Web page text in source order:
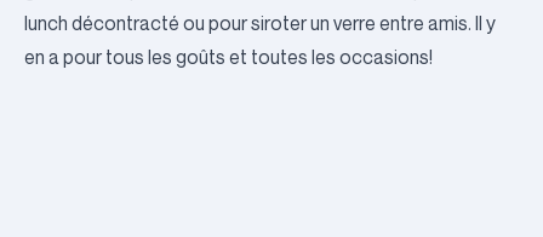
lunch décontracté ou pour siroter un verre entre amis. Il y
en a pour tous les goûts et toutes les occasions!